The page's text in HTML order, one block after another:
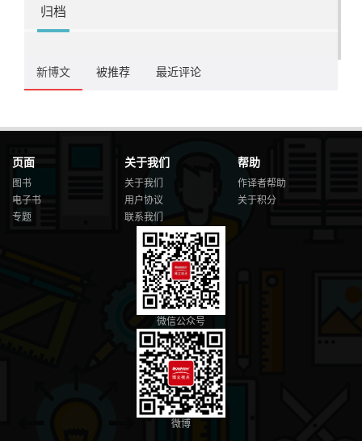
归档
新博文 被推荐 最近评论
页面
图书
电子书
专题
关于我们
关于我们
用户协议
联系我们
帮助
作译者帮助
关于积分
微信公众号
微博